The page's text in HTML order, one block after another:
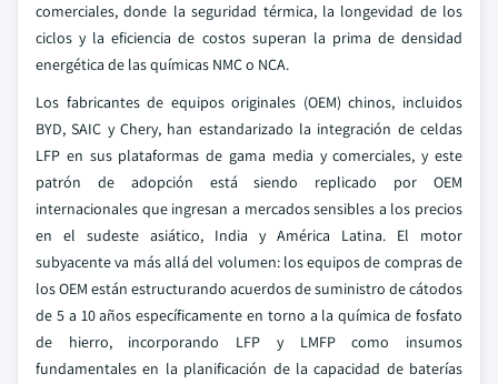
comerciales, donde la seguridad térmica, la longevidad de los
ciclos y la eficiencia de costos superan la prima de densidad
energética de las químicas NMC o NCA.
Los fabricantes de equipos originales (OEM) chinos, incluidos
BYD, SAIC y Chery, han estandarizado la integración de celdas
LFP en sus plataformas de gama media y comerciales, y este
patrón de adopción está siendo replicado por OEM
internacionales que ingresan a mercados sensibles a los precios
en el sudeste asiático, India y América Latina. El motor
subyacente va más allá del volumen: los equipos de compras de
los OEM están estructurando acuerdos de suministro de cátodos
de 5 a 10 años específicamente en torno a la química de fosfato
de hierro, incorporando LFP y LMFP como insumos
fundamentales en la planificación de la capacidad de baterías